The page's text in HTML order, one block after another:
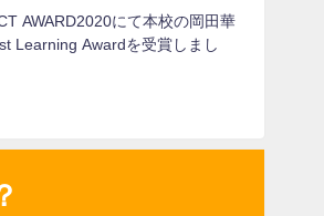
AWARD2020にて本校の岡田華
Learning Awardを受賞しまし